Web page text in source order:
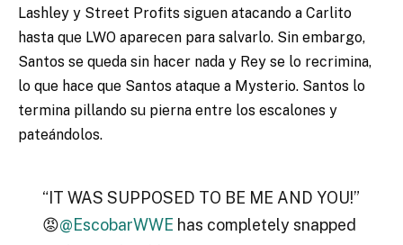
Lashley y Street Profits siguen atacando a Carlito
hasta que LWO aparecen para salvarlo. Sin embargo,
Santos se queda sin hacer nada y Rey se lo recrimina,
lo que hace que Santos ataque a Mysterio. Santos lo
termina pillando su pierna entre los escalones y
pateándolos.
“IT WAS SUPPOSED TO BE ME AND YOU!”
😡@EscobarWWE has completely snapped